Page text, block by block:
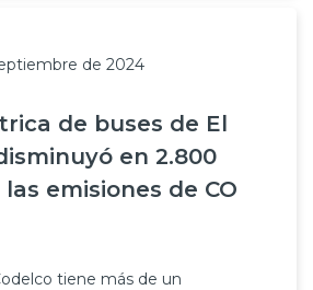
de 2024
de buses de El
en 2.800
emisiones de CO
tiene más de un